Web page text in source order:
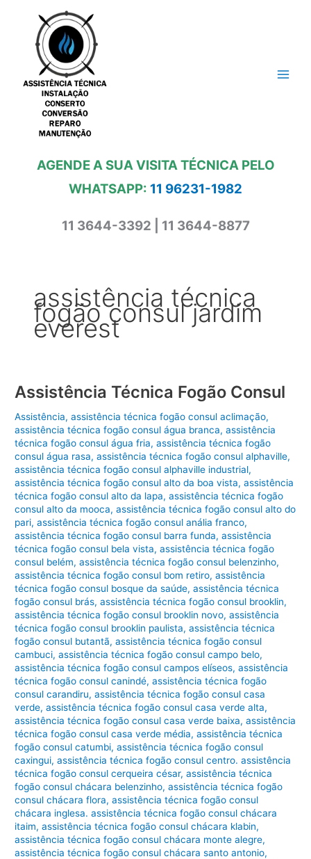
conteúdo
AGENDE A SUA VISITA TÉCNICA PELO
WHATSAPP: 11 96231-1982
11 3644-3392 | 11 3644-8877
assistência técnica
fogão consul jardim
everest
Assistência Técnica Fogão Consul
Assistência,assistência técnica fogão consul aclimação,
assistência técnica fogão consul água branca,assistência
técnica fogão consul água fria,assistência técnica fogão
consul água rasa,assistência técnica fogão consul alphaville,
assistência técnica fogão consul alphaville industrial,
assistência técnica fogão consul alto da boa vista,assistência
técnica fogão consul alto da lapa,assistência técnica fogão
consul alto da mooca,assistência técnica fogão consul alto do
pari,assistência técnica fogão consul anália franco,
assistência técnica fogão consul barra funda,assistência
técnica fogão consul bela vista,assistência técnica fogão
consul belém,assistência técnica fogão consul belenzinho,
assistência técnica fogão consul bom retiro,assistência
técnica fogão consul bosque da saúde,assistência técnica
fogão consul brás,assistência técnica fogão consul brooklin,
assistência técnica fogão consul brooklin novo,assistência
técnica fogão consul brooklin paulista,assistência técnica
fogão consul butantã,assistência técnica fogão consul
cambuci,assistência técnica fogão consul campo belo,
assistência técnica fogão consul campos elíseos,assistência
técnica fogão consul canindé,assistência técnica fogão
consul carandiru,assistência técnica fogão consul casa
verde,assistência técnica fogão consul casa verde alta,
assistência técnica fogão consul casa verde baixa,assistência
técnica fogão consul casa verde média,assistência técnica
fogão consul catumbi,assistência técnica fogão consul
caxingui,assistência técnica fogão consul centro. assistência
técnica fogão consul cerqueira césar,assistência técnica
fogão consul chácara belenzinho,assistência técnica fogão
consul chácara flora,assistência técnica fogão consul
chácara inglesa. assistência técnica fogão consul chácara
itaim,assistência técnica fogão consul chácara klabin,
assistência técnica fogão consul chácara monte alegre,
assistência técnica fogão consul chácara santo antonio,